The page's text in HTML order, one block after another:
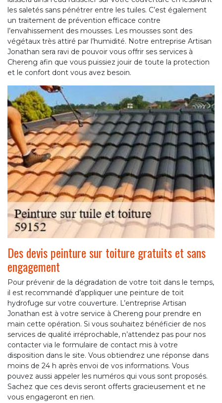
les saletés sans pénétrer entre les tuiles. C’est également
un traitement de prévention efficace contre
l’envahissement des mousses. Les mousses sont des
végétaux très attiré par l’humidité. Notre entreprise Artisan
Jonathan sera ravi de pouvoir vous offrir ses services à
Chereng afin que vous puissiez jouir de toute la protection
et le confort dont vous avez besoin.
Des devis peinture sur toiture gratuits et sans
engagement
Pour prévenir de la dégradation de votre toit dans le temps,
il est recommandé d’appliquer une peinture de toit
hydrofuge sur votre couverture. L’entreprise Artisan
Jonathan est à votre service à Chereng pour prendre en
main cette opération. Si vous souhaitez bénéficier de nos
services de qualité irréprochable, n’attendez pas pour nos
contacter via le formulaire de contact mis à votre
disposition dans le site. Vous obtiendrez une réponse dans
moins de 24 h après envoi de vos informations. Vous
pouvez aussi appeler les numéros qui vous sont proposés.
Sachez que ces devis seront offerts gracieusement et ne
vous engageront en rien.